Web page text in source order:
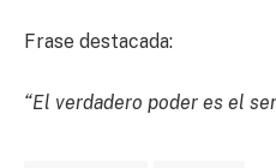
Frase destacada:
“El verdadero poder es el